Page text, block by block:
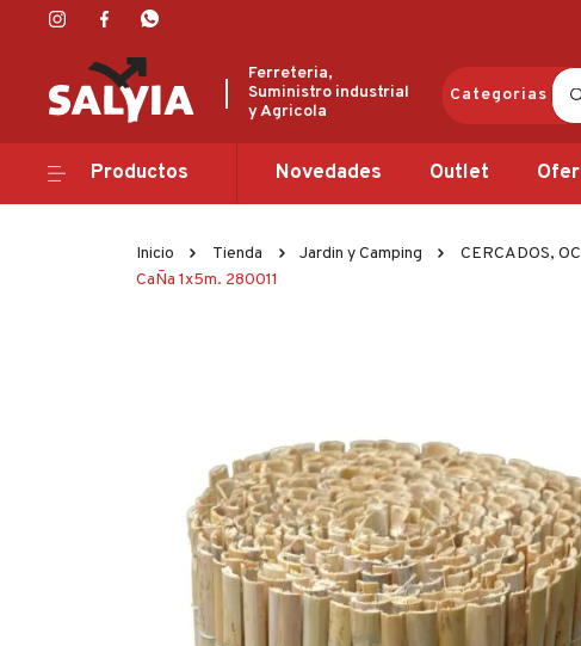
Ferreteria,
Suministro industrial
y Agricola
Categorias
Productos
Novedades
Productos Novedades Outlet
Inicio Tienda Jardin y Camping CERCADOS,
CaÑa 1x5m. 280011